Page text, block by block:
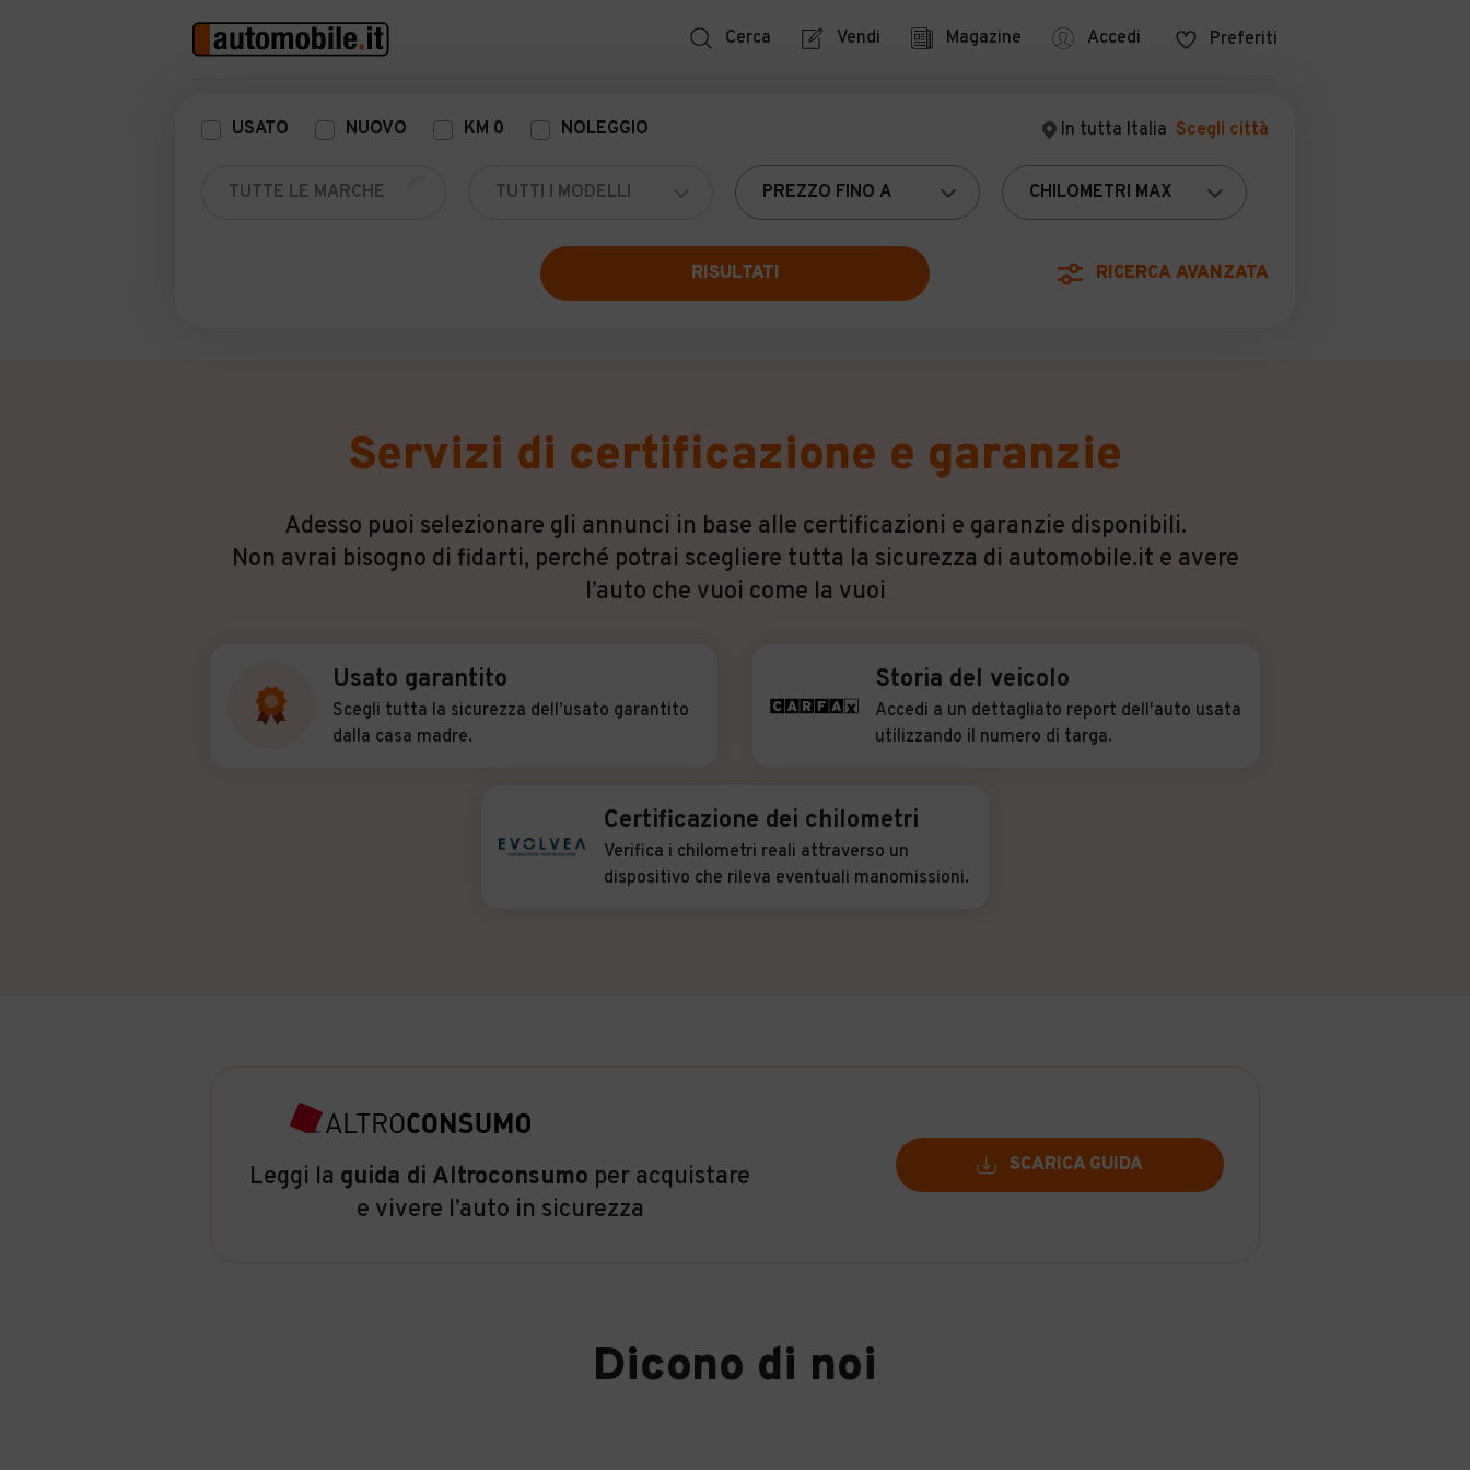
Cerca Vendi Magazine Accedi Preferiti
Solo auto con garanzia.
Solo da professionisti.
USATO NUOVO KM 0 NOLEGGIO In tutta Italia Scegli città
RISULTATI RICERCA AVANZATA
Garanzia fornita esclusivamente dai venditori professionali. automobile.it Srl non si assume nessuna responsabilità circa l'eventuale assenza della garanzia sulla vendita del
Servizi di certificazione e garanzie
Adesso puoi selezionare gli annunci in base alle certificazioni e garanzie disponibili.
Non avrai bisogno di fidarti, perché potrai scegliere tutta la sicurezza di automobile.it e avere
l’auto che vuoi come la vuoi
Usato garantito
Scegli tutta la sicurezza dell’usato garantito
dalla casa madre.
Storia del veicolo
Accedi a un dettagliato report dell'auto usata
utilizzando il numero di targa.
Certificazione dei chilometri
Verifica i chilometri reali attraverso un
dispositivo che rileva eventuali manomissioni.
Leggi la guida di Altroconsumo per acquistare
e vivere l’auto in sicurezza
SCARICA GUIDA
Dicono di noi